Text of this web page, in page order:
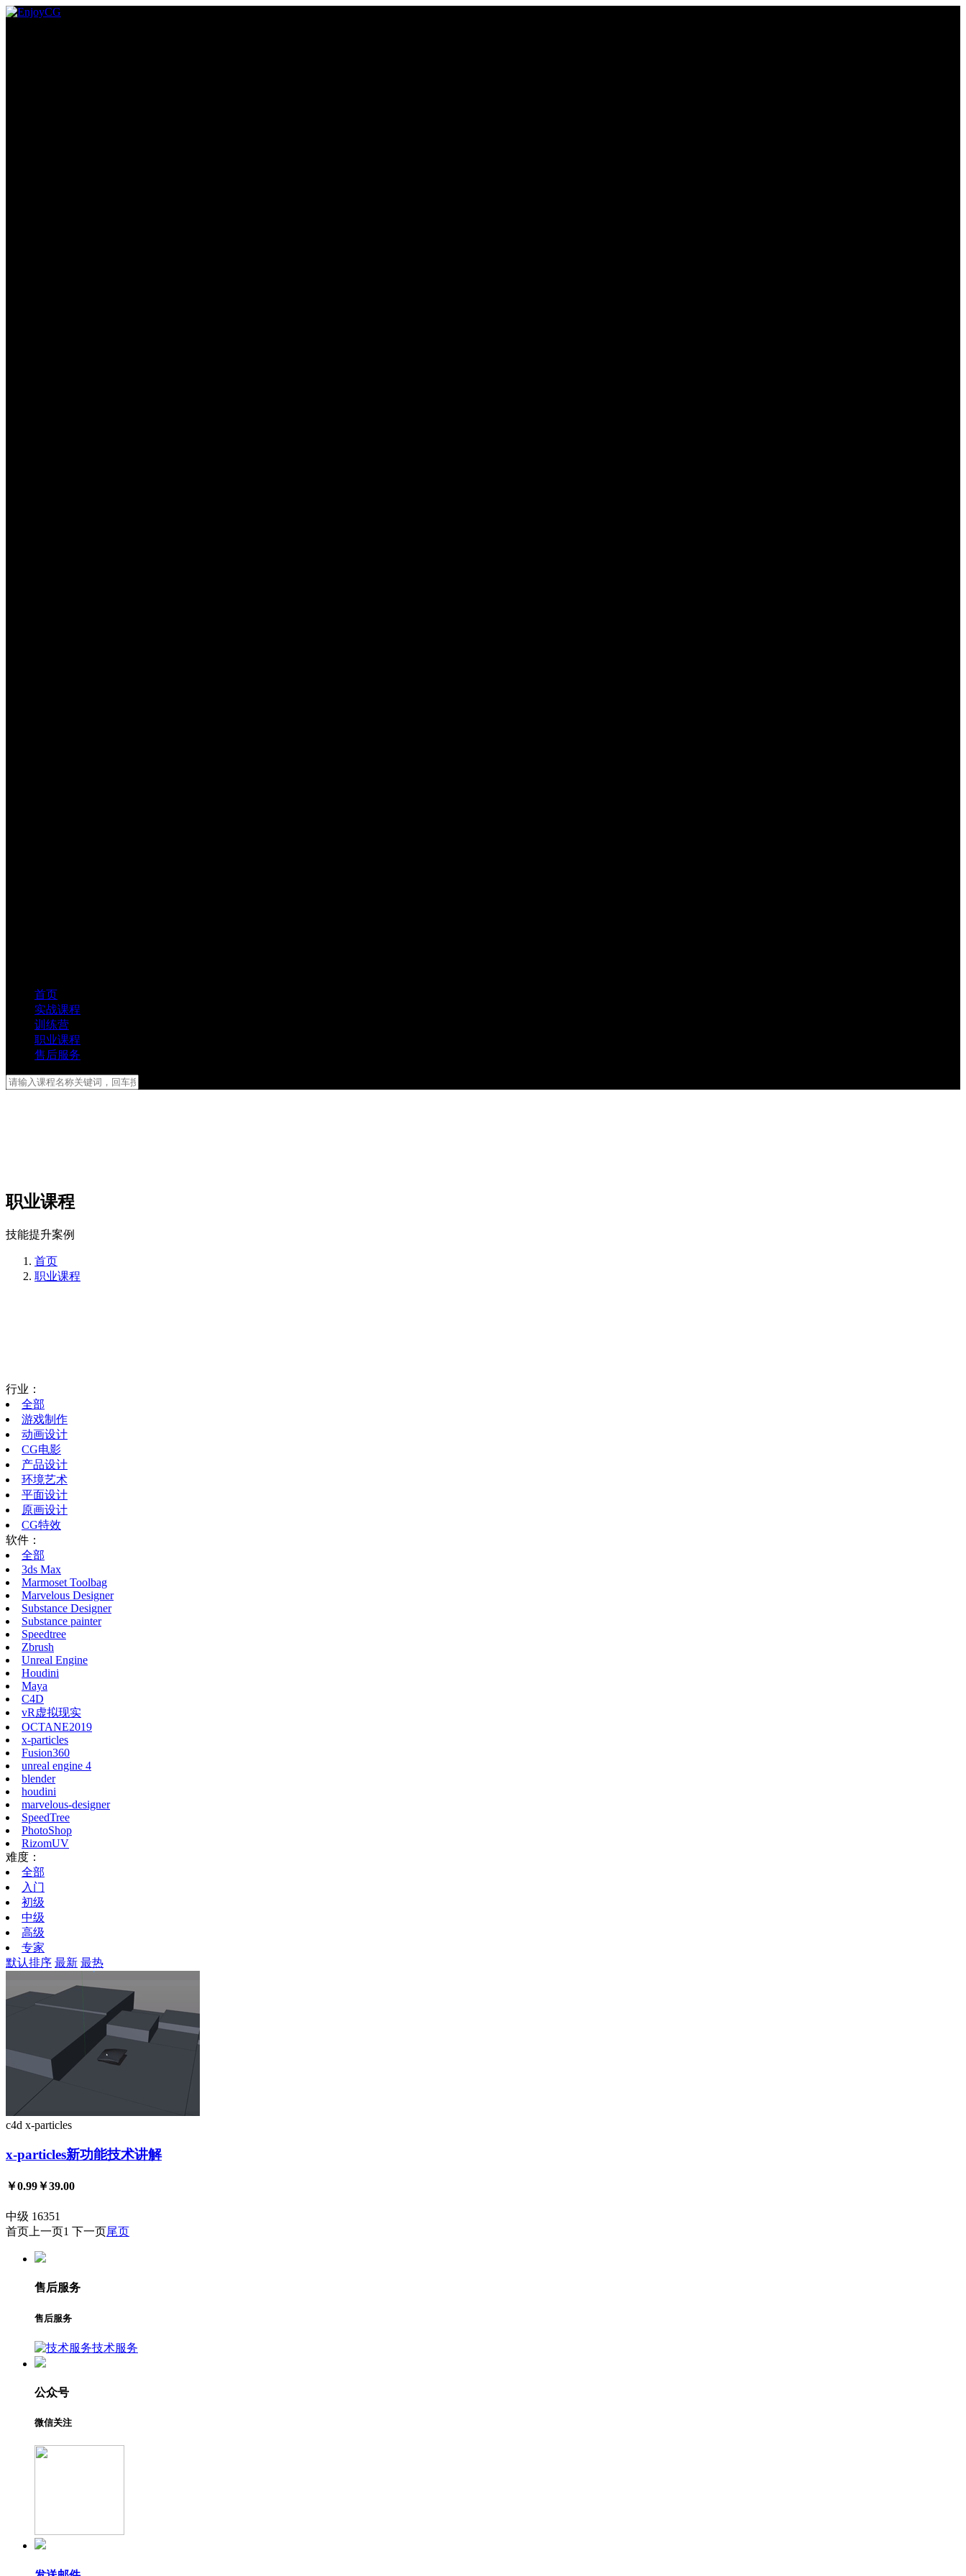
首页
实战课程
训练营
职业课程
售后服务
职业课程
技能提升案例
首页
职业课程
行业：
全部
游戏制作
动画设计
CG电影
产品设计
环境艺术
平面设计
原画设计
CG特效
软件：
全部
3ds Max
Marmoset Toolbag
Marvelous Designer
Substance Designer
Substance painter
Speedtree
Zbrush
Unreal Engine
Houdini
Maya
C4D
vR虚拟现实
OCTANE2019
x-particles
Fusion360
unreal engine 4
blender
houdini
marvelous-designer
SpeedTree
PhotoShop
RizomUV
难度：
全部
入门
初级
中级
高级
专家
默认排序 最新 最热
c4d x-particles
x-particles新功能技术讲解
￥0.99￥39.00
中级 16351
首页 上一页1 下一页尾页
售后服务
售后服务
技术服务
公众号
微信关注